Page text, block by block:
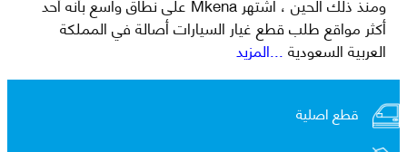
أكثر مواقع طلب قطع غيار السيارات أصالة في المملكة
العربية السعودية...المزيد
قطع اصلية